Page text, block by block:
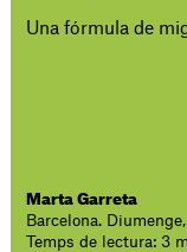
Una fórmula de
Marta Garreta
Barcelona.
Temps de lectura: 3